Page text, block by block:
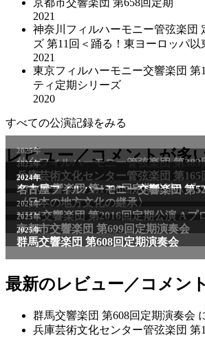
京都市交響楽団 第658回定期
2021
神奈川フィルハーモニー管弦楽団
ズ 第11回＜踊る！東ヨーロッパ以
2021
東京フィルハーモニー交響楽団 第
ティ定期シリーズ
2020
すべての公演記録をみる
レビュー／コメントが多
2025年
仙台フィルハーモニー管弦楽団 第383
2025年
兵庫芸術文化センター管弦楽団 第165
2011年
NHK交響楽団 第1706回定期公演Aプ
2024年
名古屋フィルハーモニー交響楽団 第
〈日本の地方文化の継承〉
2024年
NHK交響楽団 第2016回定期公演 Aプ
2025年
京都市交響楽団 第699回定期演奏会
2025年
群馬交響楽団 第608回定期演奏会
最新のレビュー／コメント
群馬交響楽団 第608回定期演奏会
兵庫芸術文化センター管弦楽団 第